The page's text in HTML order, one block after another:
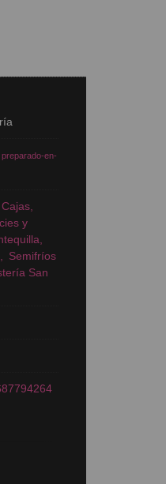
preparado-en-
Cajas
y
Semifríos
San